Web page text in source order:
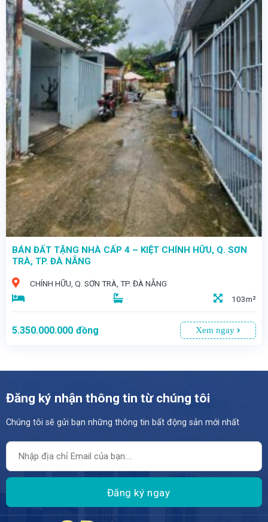
BÁN ĐẤT TẶNG NHÀ CẤP 4 – KIỆT CHÍNH HỮU, Q. SƠN
TRÀ, TP. ĐÀ NẴNG
CHÍNH HỮU, Q. SƠN TRÀ, TP. ĐÀ NẴNG
103m²
5.350.000.000 đồng Xem ngay
Đăng ký nhận thông tin từ chúng tôi
Chúng tôi sẽ gửi bạn những thông tin bất động sản mới nhất